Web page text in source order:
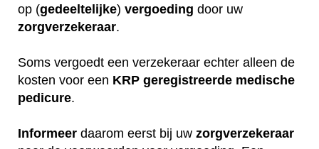
op (gedeeltelijke) vergoeding door uw
zorgverzekeraar.
Soms vergoedt een verzekeraar echter alleen de
kosten voor een KRP geregistreerde medische
pedicure.
Informeer daarom eerst bij uw zorgverzekeraar